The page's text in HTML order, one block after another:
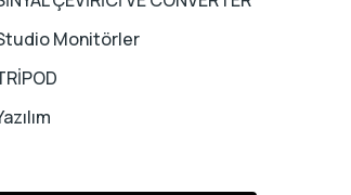
Studio Monitörler
TRİPOD
Yazılım